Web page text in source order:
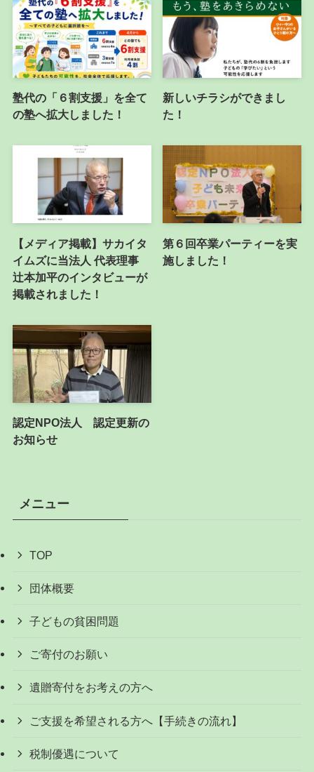
塾代の「６割支援」を全て
の塾へ拡大しました！
新しいチラシができまし
た！
【メディア掲載】サカイタ
イムズに当法人 代表理事
辻本加平のインタビューが
掲載されました！
第６回卒業パーティーを実
施しました！
認定NPO法人 認定更新の
お知らせ
メニュー
TOP
団体概要
子どもの貧困問題
ご寄付のお願い
遺贈寄付をお考えの方へ
ご支援を希望される方へ【手続きの流れ】
税制優遇について